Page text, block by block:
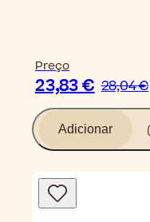
Preço
23,83 € 28,04 €
Adicionar